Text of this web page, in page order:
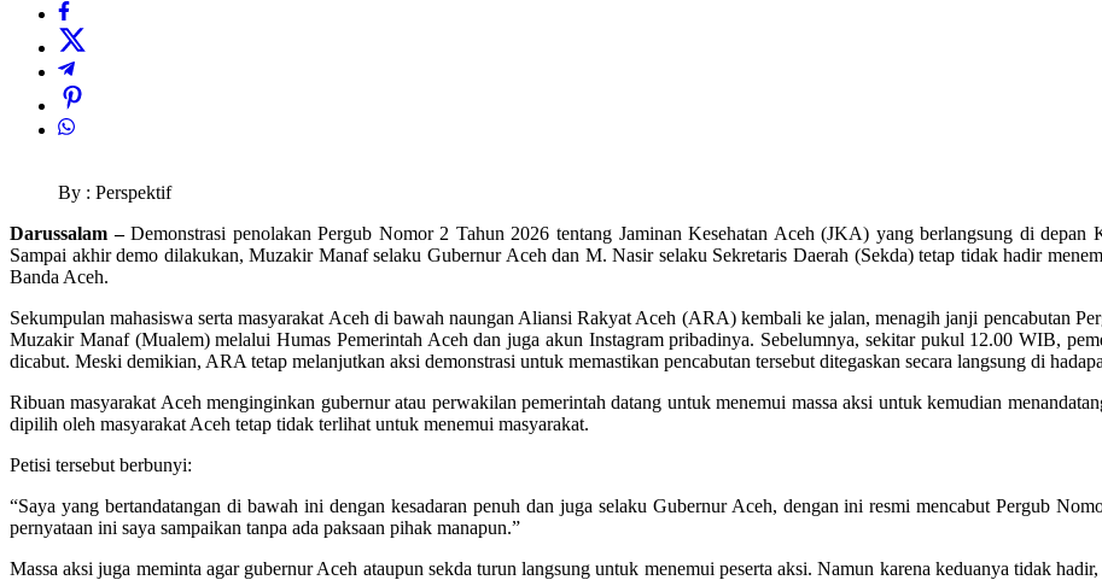
By : Perspektif
Darussalam –Demonstrasi penolakan Pergub Nomor 2 Tahun 2026 tentang Jaminan Kesehatan Aceh (JKA) yang berlangsung di
Sampai akhir demo dilakukan, Muzakir Manaf selaku Gubernur Aceh dan M. Nasir selaku Sekretaris Daerah (Sekda) tetap tidak hadir
Banda Aceh.
Sekumpulan mahasiswa serta masyarakat Aceh di bawah naungan Aliansi Rakyat Aceh (ARA) kembali ke jalan, menagih janji pencabutan
Muzakir Manaf (Mualem) melalui Humas Pemerintah Aceh dan juga akun Instagram pribadinya. Sebelumnya, sekitar pukul 12.00 WIB,
dicabut. Meski demikian, ARA tetap melanjutkan aksi demonstrasi untuk memastikan pencabutan tersebut ditegaskan secara langsung di
Ribuan masyarakat Aceh menginginkan gubernur atau perwakilan pemerintah datang untuk menemui massa aksi untuk kemudian
dipilih oleh masyarakat Aceh tetap tidak terlihat untuk menemui masyarakat.
Petisi tersebut berbunyi:
“Saya yang bertandatangan di bawah ini dengan kesadaran penuh dan juga selaku Gubernur Aceh, dengan ini resmi mencabut Pergub
pernyataan ini saya sampaikan tanpa ada paksaan pihak manapun.”
Massa aksi juga meminta agar gubernur Aceh ataupun sekda turun langsung untuk menemui peserta aksi. Namun karena keduanya tidak